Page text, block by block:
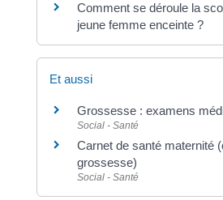
Comment se déroule la
jeune femme enceinte ?
Et aussi
Grossesse : examens
Social - Santé
Carnet de santé maternité
grossesse)
Social - Santé